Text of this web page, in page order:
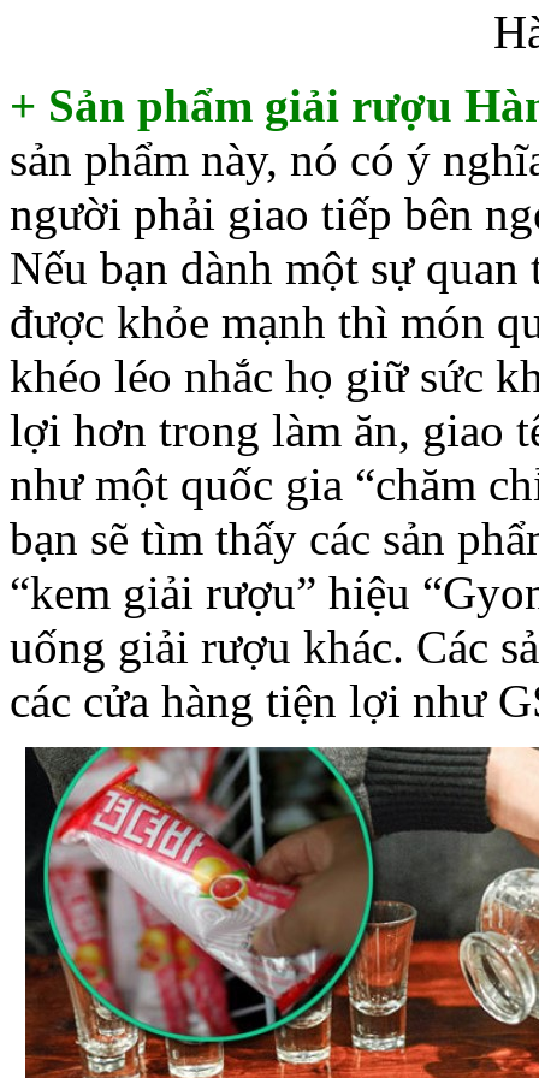
+ Sản phẩm giải rượu
sản phẩm này, nó có ý
người phải giao tiếp bên
Nếu bạn dành một sự
được khỏe mạnh thì món
khéo léo nhắc họ giữ sức
lợi hơn trong làm ăn, giao
như một quốc gia “chăm
bạn sẽ tìm thấy các sản
“kem giải rượu” hiệu
uống giải rượu khác. Các
các cửa hàng tiện lợi như